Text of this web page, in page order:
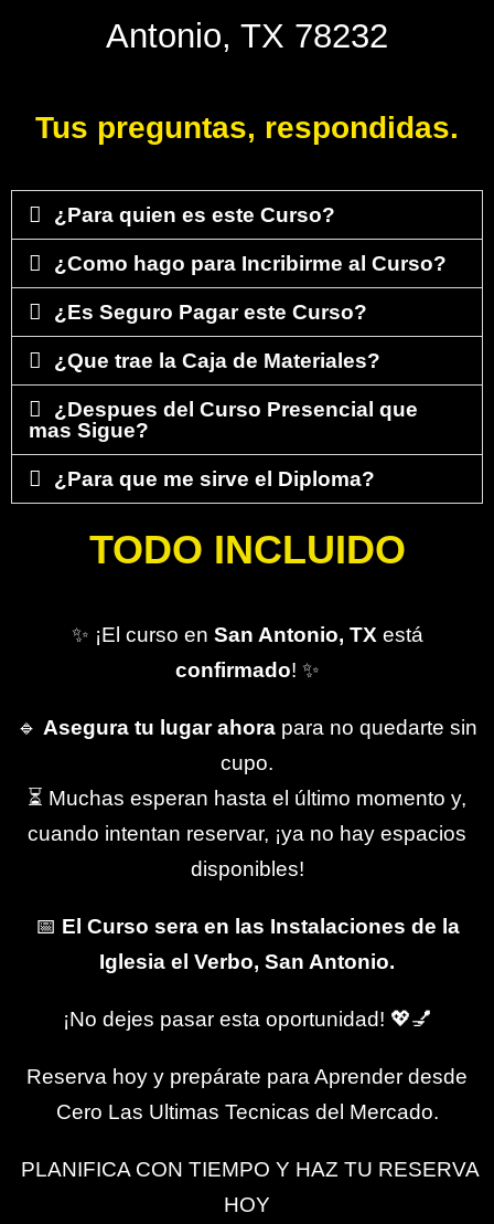
Antonio, TX 78232
Tus preguntas, respondidas.
¿Para quien es este Curso?
¿Como hago para Incribirme al Curso?
¿Es Seguro Pagar este Curso?
¿Que trae la Caja de Materiales?
¿Despues del Curso Presencial que
mas Sigue?
¿Para que me sirve el Diploma?
TODO INCLUIDO
✨ ¡El curso en San Antonio, TX está
confirmado! ✨
🔹 Asegura tu lugar ahora para no quedarte sin
cupo.
⏳ Muchas esperan hasta el último momento y,
cuando intentan reservar, ¡ya no hay espacios
disponibles!
📅 El Curso sera en las Instalaciones de la
Iglesia el Verbo, San Antonio.
¡No dejes pasar esta oportunidad! 💖💅
Reserva hoy y prepárate para Aprender desde
Cero Las Ultimas Tecnicas del Mercado.
PLANIFICA CON TIEMPO Y HAZ TU RESERVA
HOY